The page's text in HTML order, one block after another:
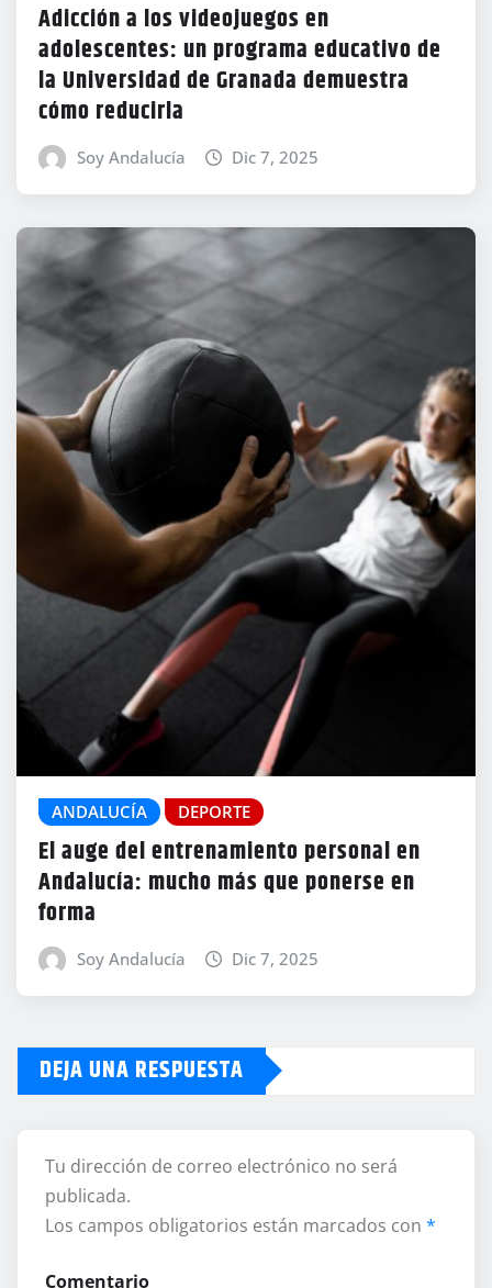
Adicción a los videojuegos en
adolescentes: un programa educativo de
la Universidad de Granada demuestra
cómo reducirla
Soy Andalucía Dic 7, 2025
ANDALUCÍA DEPORTE
El auge del entrenamiento personal en
Andalucía: mucho más que ponerse en
forma
Soy Andalucía Dic 7, 2025
DEJA UNA RESPUESTA
Tu dirección de correo electrónico no será
publicada.
Los campos obligatorios están marcados con *
Comentario